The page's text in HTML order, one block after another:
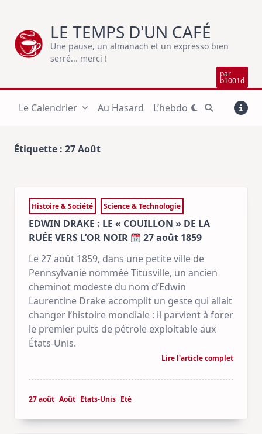
content
LE TEMPS D'UN CAFÉ
Une pause, un almanach et un expresso bien
serré... merci !
par
b1001d
Le Calendrier Au Hasard L’hebdo
Étiquette : 27 Août
Histoire & Société Science & Technologie
EDWIN DRAKE : LE « COUILLON » DE LA
RUÉE VERS L’OR NOIR
27 août 1859
Le 27 août 1859, dans une petite ville de
Pennsylvanie nommée Titusville, un ancien
cheminot modeste du nom d’Edwin
Laurentine Drake accomplit un geste qui allait
changer l’histoire mondiale : il parvient à forer
le premier puits de pétrole exploitable aux
États-Unis.
Lire l'article complet
27 août Août Etats-Unis Eté